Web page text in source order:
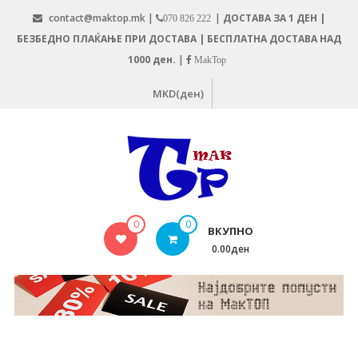
content
contact@maktop.mk | 070 826 222 | ДОСТАВА ЗА 1 ДЕН |
БЕЗБЕДНО ПЛАЌАЊЕ ПРИ ДОСТАВА | БЕСПЛАТНА ДОСТАВА НАД
1000 ден. | MakTop
MKD(ден)
MAKTOP.MK
0 0 ВКУПНО
0.00ден